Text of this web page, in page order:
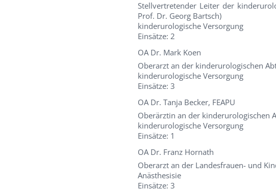
Stellvertretender Leiter der
Prof. Dr. Georg Bartsch)
kinderurologische Versorgung
Einsätze: 2
OA Dr. Mark Koen
Oberarzt an der kinderurologischen
kinderurologische Versorgung
Einsätze: 3
OA Dr. Tanja Becker, FEAPU
Oberärztin an der kinderurologischen
kinderurologische Versorgung
Einsätze: 1
OA Dr. Franz Hornath
Oberarzt an der Landesfrauen- und
Anästhesisie
Einsätze: 3